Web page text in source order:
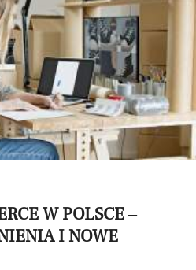
W POLSCE –
I NOWE